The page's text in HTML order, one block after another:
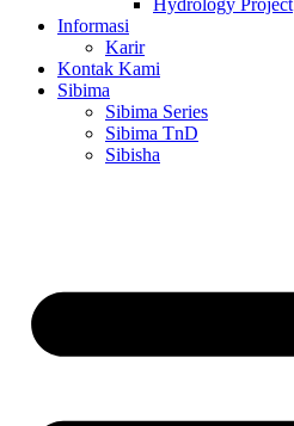
Hydrology Project
Informasi
Karir
Kontak Kami
Sibima
Sibima Series
Sibima TnD
Sibisha